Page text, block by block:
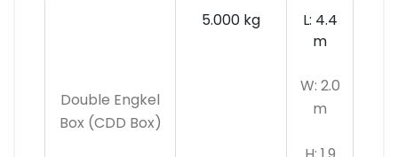
Double Engkel
Box (CDD Box)
5.000 kg
L: 4.4
m
W: 2.0
m